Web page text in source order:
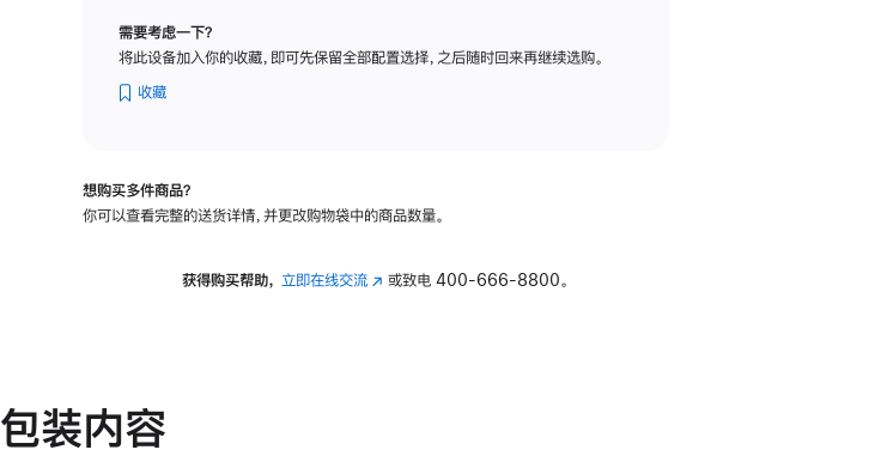
理
可
斜
需要考虑一下？
将此设备加入你的收藏，即可先保留全部配置选择，之后随时回来再继续选购。
收藏
想购买多件商品？
你可以查看完整的送货详情，并更改购物袋中的商品数量。
获得购买帮助， 立即在线交流(在 或致电400-666-8800。
包装内容